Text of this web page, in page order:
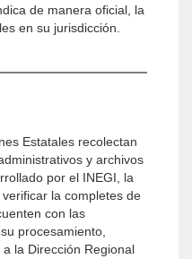
de manera oficial, la
en su jurisdicción.
Estatales recolectan
y archivos
por el INEGI, la
la completes de
con las
procesamiento,
la Dirección Regional